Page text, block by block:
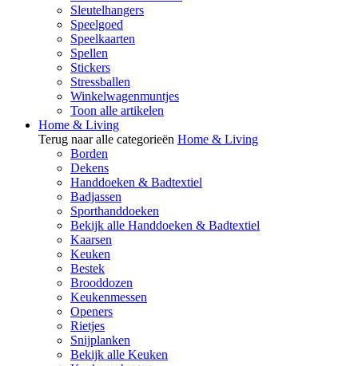
Sleutelhangers
Speelgoed
Speelkaarten
Spellen
Stickers
Stressballen
Winkelwagenmuntjes
Toon alle artikelen
Home & Living
Terug naar alle categorieën Home & Living
Borden
Dekens
Handdoeken & Badtextiel
Badjassen
Sporthanddoeken
Bekijk alle Handdoeken & Badtextiel
Kaarsen
Keuken
Bestek
Brooddozen
Keukenmessen
Openers
Rietjes
Snijplanken
Bekijk alle Keuken